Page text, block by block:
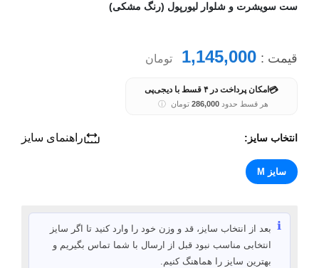
ست سویشرت و شلوار لیورپول (رنگ مشکی)
قیمت : 1,145,000 تومان
💳 امکان پرداخت در ۴ قسط با دیجی‌پی
هر قسط حدود286,000 تومان ⓘ
انتخاب سایز: راهنمای سایز
سایز M
ℹ️ بعد از انتخاب سایز، قد و وزن خود را وارد کنید تا اگر سایز
انتخابی مناسب نبود قبل از ارسال با شما تماس بگیریم و
بهترین سایز را هماهنگ کنیم.